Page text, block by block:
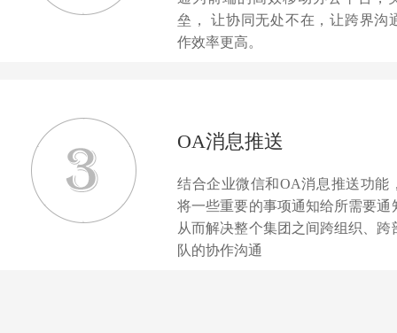
垒， 让协同无处不在，让跨界沟
作效率更高。
OA消息推送
结合企业微信和OA消息推送功能
将一些重要的事项通知给所需要通
从而解决整个集团之间跨组织、跨
队的协作沟通